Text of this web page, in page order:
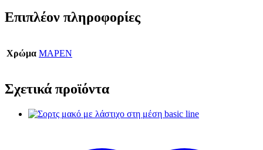
Επιπλέον πληροφορίες
Χρώμα ΜΑΡΕΝ
Σχετικά προϊόντα